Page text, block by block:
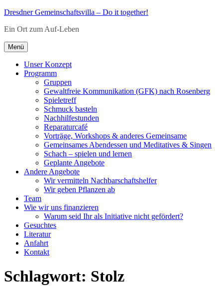
Zum
springen
Dresdner Gemeinschaftsvilla – Do it together!
Ein Ort zum Auf-Leben
Menü
Unser Konzept
Programm
Gruppen
Gewaltfreie Kommunikation (GFK) nach Rosenberg
Spieletreff
Schmuck basteln
Nachhilfestunden
Reparaturcafé
Vorträge, Workshops & anderes Gemeinsame
Gemeinsames Abendessen und Meditatives & Singen
Schach – spielen und lernen
Geplante Angebote
Andere Angebote
Wir vermitteln Nachbarschaftshelfer
Wir geben Pflanzen ab
Team
Wie wir uns finanzieren
Warum seid Ihr als Initiative nicht gefördert?
Gesuchtes
Literatur
Anfahrt
Kontakt
Schlagwort: Stolz